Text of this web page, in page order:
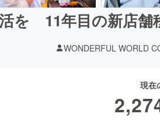
を 11年目の新店
WONDERFUL WORLD
現在